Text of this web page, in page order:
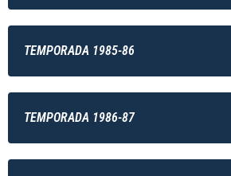
TEMPORADA 1985-86
TEMPORADA 1986-87